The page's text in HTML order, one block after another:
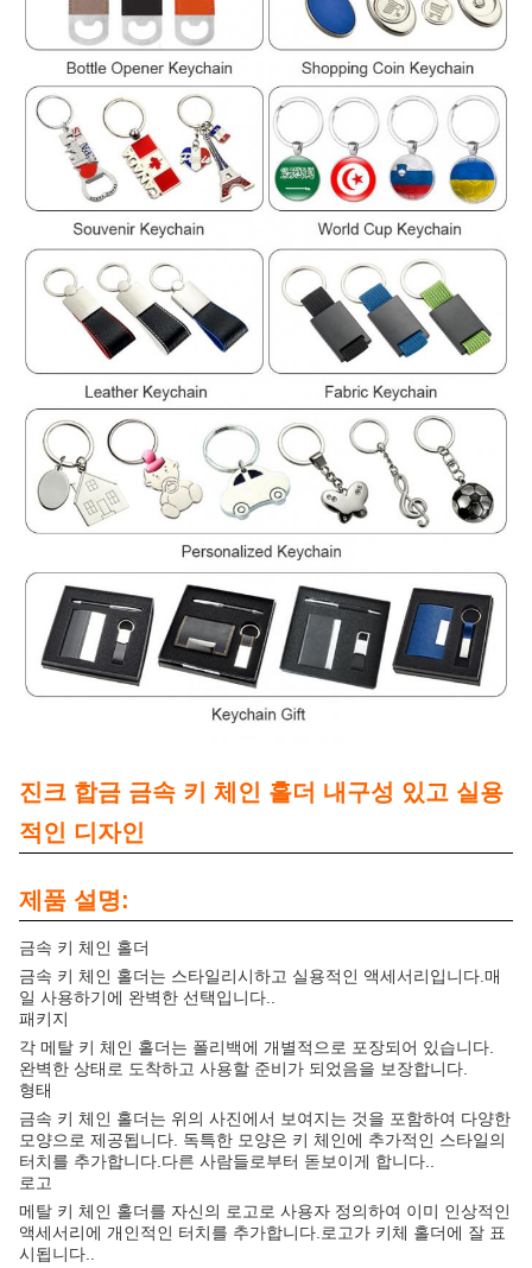
진크 합금 금속 키 체인 홀더 내구성 있고 실용
적인 디자인
제품 설명:
금속 키 체인 홀더
금속 키 체인 홀더는 스타일리시하고 실용적인 액세서리입니다.매
일 사용하기에 완벽한 선택입니다..
패키지
각 메탈 키 체인 홀더는 폴리백에 개별적으로 포장되어 있습니다.
완벽한 상태로 도착하고 사용할 준비가 되었음을 보장합니다.
형태
금속 키 체인 홀더는 위의 사진에서 보여지는 것을 포함하여 다양한
모양으로 제공됩니다. 독특한 모양은 키 체인에 추가적인 스타일의
터치를 추가합니다.다른 사람들로부터 돋보이게 합니다..
로고
메탈 키 체인 홀더를 자신의 로고로 사용자 정의하여 이미 인상적인
액세서리에 개인적인 터치를 추가합니다.로고가 키체 홀더에 잘 표
시됩니다..